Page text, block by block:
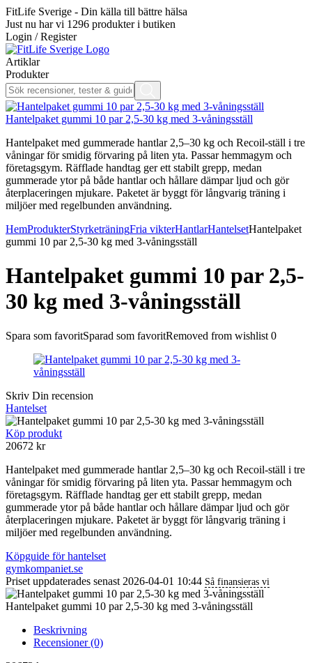
FitLife Sverige - Din källa till bättre hälsa
Just nu har vi 1296 produkter i butiken
Login / Register
Artiklar
Produkter
Hantelpaket gummi 10 par 2,5-30 kg med 3-våningsställ
Hantelpaket med gummerade hantlar 2,5–30 kg och Recoil-ställ i tre
våningar för smidig förvaring på liten yta. Passar hemmagym och
företagsgym. Räfflade handtag ger ett stabilt grepp, medan
gummerade ytor på både hantlar och hållare dämpar ljud och gör
återplaceringen mjukare. Paketet är byggt för långvarig träning i
miljöer med regelbunden användning.
HemProdukterStyrketräningFria vikterHantlarHantelsetHantelpaket
gummi 10 par 2,5-30 kg med 3-våningsställ
Hantelpaket gummi 10 par 2,5-
30 kg med 3-våningsställ
Spara som favoritSparad som favoritRemoved from wishlist 0
Skriv Din recension
Hantelset
Köp produkt
20672 kr
Hantelpaket med gummerade hantlar 2,5–30 kg och Recoil-ställ i tre
våningar för smidig förvaring på liten yta. Passar hemmagym och
företagsgym. Räfflade handtag ger ett stabilt grepp, medan
gummerade ytor på både hantlar och hållare dämpar ljud och gör
återplaceringen mjukare. Paketet är byggt för långvarig träning i
miljöer med regelbunden användning.
Köpguide för hantelset
gymkompaniet.se
Priset uppdaterades senast 2026-04-01 10:44 Så finansieras vi
Hantelpaket gummi 10 par 2,5-30 kg med 3-våningsställ
Beskrivning
Recensioner (0)